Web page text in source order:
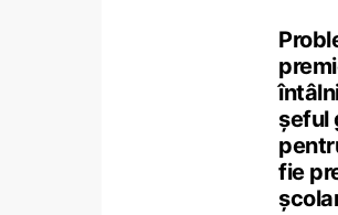
șeful
fie